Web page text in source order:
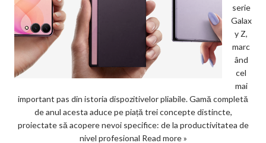
serie
Galax
y Z,
marc
ând
cel
mai
important pas din istoria dispozitivelor pliabile. Gamă completă
de anul acesta aduce pe piață trei concepte distincte,
proiectate să acopere nevoi specifice: de la productivitatea de
nivel profesional Read more »